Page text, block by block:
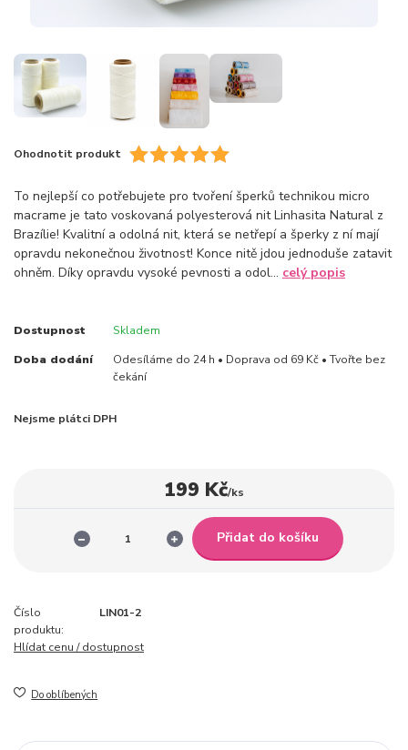
Ohodnotit produkt
To nejlepší co potřebujete pro tvoření šperků technikou micro
macrame je tato voskovaná polyesterová nit Linhasita Natural z
Brazílie! Kvalitní a odolná nit, která se netřepí a šperky z ní mají
opravdu nekonečnou životnost! Konce nitě jdou jednoduše zatavit
ohněm. Díky opravdu vysoké pevnosti a odol... celý popis
Dostupnost Skladem
Doba dodání
Odesíláme do 24 h • Doprava od 69 Kč • Tvořte bez
čekání
Nejsme plátci DPH
199 Kč/ks
Přidat do košíku
Číslo
produktu:
LIN01-2
Hlídat cenu / dostupnost
Do oblíbených